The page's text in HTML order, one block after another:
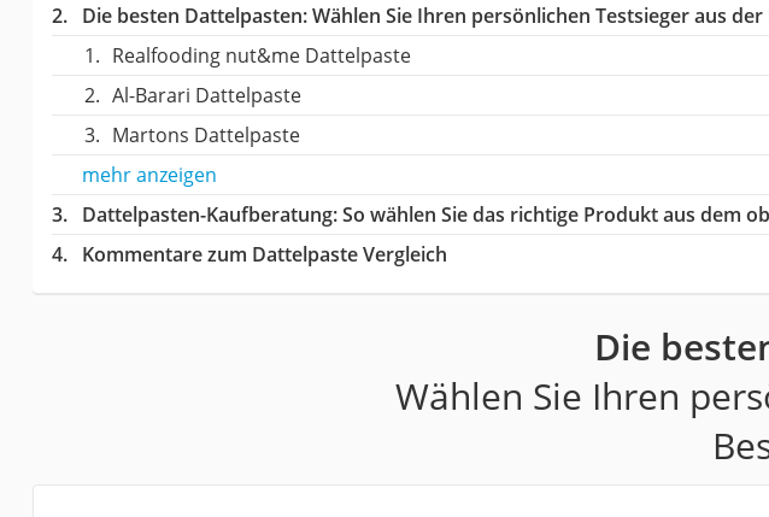
Die besten Dattelpasten:Wählen Sie Ihren persönlichen Testsieger aus der
Realfooding nut&me Dattelpaste
Al-Barari Dattelpaste
Martons Dattelpaste
mehr anzeigen
Dattelpasten-Kaufberatung: So wählen Sie das richtige Produkt aus dem
Kommentare zum Dattelpaste Vergleich
Die
Wählen Sie Ihren